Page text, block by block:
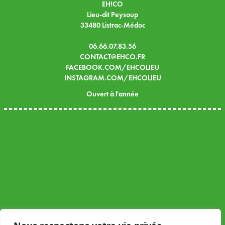
EH!CO
Lieu-dit Peysoup
33480 Listrac-Médoc
06.66.07.83.56
CONTACT@EHCO.FR
FACEBOOK.COM/EHCOLIEU
INSTAGRAM.COM/EHCOLIEU
Ouvert à l'année